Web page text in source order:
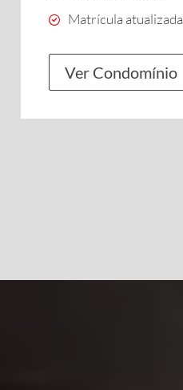
Matrícula atualizada
Ver Condomínio